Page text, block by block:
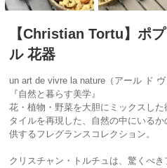
【Christian Tortu】ポ
ル 花器
un art de vivre la nature（アール ド
『自然と暮らす美学』
花・植物・野菜を大胆にミックスし
タイルを再現した、自然の中にいる
供するフレグランスコレクション。
クリスチャン・トルチュは、驚くべ